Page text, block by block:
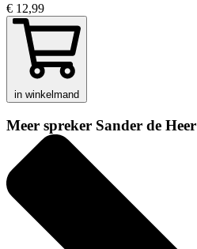
€ 12,99
in winkelmand
Meer spreker Sander de Heer